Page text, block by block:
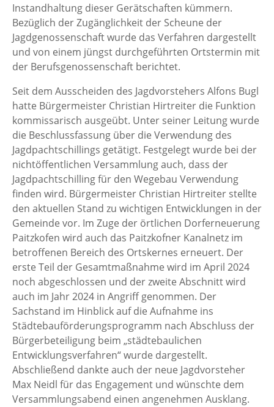
Instandhaltung dieser Gerätschaften kümmern.
Bezüglich der Zugänglichkeit der Scheune der
Jagdgenossenschaft wurde das Verfahren dargestellt
und von einem jüngst durchgeführten Ortstermin mit
der Berufsgenossenschaft berichtet.
Seit dem Ausscheiden des Jagdvorstehers Alfons Bugl
hatte Bürgermeister Christian Hirtreiter die Funktion
kommissarisch ausgeübt. Unter seiner Leitung wurde
die Beschlussfassung über die Verwendung des
Jagdpachtschillings getätigt. Festgelegt wurde bei der
nichtöffentlichen Versammlung auch, dass der
Jagdpachtschilling für den Wegebau Verwendung
finden wird. Bürgermeister Christian Hirtreiter stellte
den aktuellen Stand zu wichtigen Entwicklungen in der
Gemeinde vor. Im Zuge der örtlichen Dorferneuerung
Paitzkofen wird auch das Paitzkofner Kanalnetz im
betroffenen Bereich des Ortskernes erneuert. Der
erste Teil der Gesamtmaßnahme wird im April 2024
noch abgeschlossen und der zweite Abschnitt wird
auch im Jahr 2024 in Angriff genommen. Der
Sachstand im Hinblick auf die Aufnahme ins
Städtebauförderungsprogramm nach Abschluss der
Bürgerbeteiligung beim „städtebaulichen
Entwicklungsverfahren“ wurde dargestellt.
Abschließend dankte auch der neue Jagdvorsteher
Max Neidl für das Engagement und wünschte dem
Versammlungsabend einen angenehmen Ausklang.